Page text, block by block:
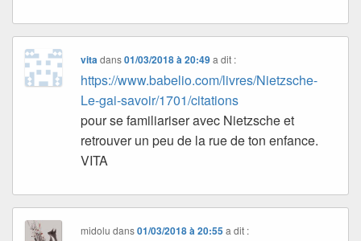
vitadans01/03/2018 à 20:49 a dit :
https://www.babelio.com/livres/Nietzsche-
Le-gai-savoir/1701/citations
pour se familiariser avec Nietzsche et
retrouver un peu de la rue de ton enfance.
VITA
midolu dans01/03/2018 à 20:55 a dit :